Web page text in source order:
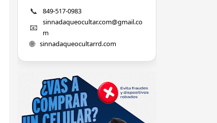
📞 849-517-0983
📧
sinnadaqueocultar.com@gmail.co
m
🌐 sinnadaqueocultarrd.com